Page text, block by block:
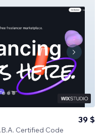
Certified Code
39 $